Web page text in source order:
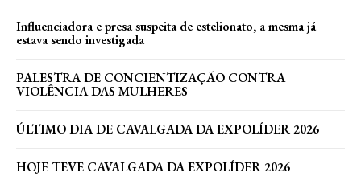
Influenciadora e presa suspeita de estelionato, a mesma já
estava sendo investigada
PALESTRA DE CONCIENTIZAÇÃO CONTRA
VIOLÊNCIA DAS MULHERES
ÚLTIMO DIA DE CAVALGADA DA EXPOLÍDER 2026
HOJE TEVE CAVALGADA DA EXPOLÍDER 2026